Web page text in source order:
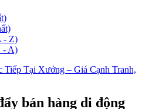
- Z)
- A)
bán hàng di động